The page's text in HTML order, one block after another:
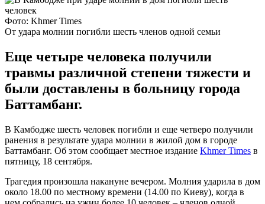
Фото: Khmer Times
От удара молнии погибли шесть членов одной семьи
Еще четыре человека получили
травмы различной степени тяжести и
были доставлены в больницу города
Баттамбанг.
В Камбодже шесть человек погибли и еще четверо получили
ранения в результате удара молнии в жилой дом в городе
Баттамбанг. Об этом сообщает местное издание Khmer Times в
пятницу, 18 сентября.
Трагедия произошла накануне вечером. Молния ударила в дом
около 18.00 по местному времени (14.00 по Киеву), когда в